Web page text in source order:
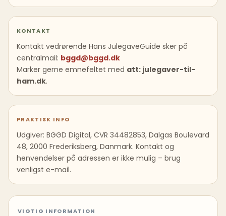
KONTAKT
Kontakt vedrørende Hans JulegaveGuide sker på
centralmail: bggd@bggd.dk
Marker gerne emnefeltet med att: julegaver-til-
ham.dk.
PRAKTISK INFO
Udgiver: BGGD Digital, CVR 34482853, Dalgas Boulevard
48, 2000 Frederiksberg, Danmark. Kontakt og
henvendelser på adressen er ikke mulig – brug
venligst e-mail.
VIGTIG INFORMATION